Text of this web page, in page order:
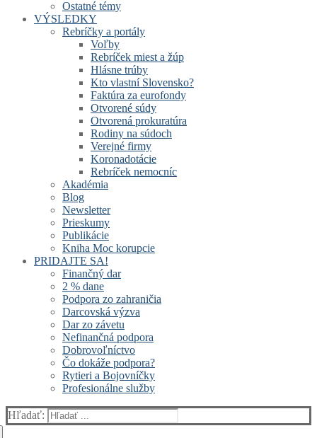
Ostatné témy
VÝSLEDKY
Rebríčky a portály
Voľby
Rebríček miest a žúp
Hlásne trúby
Kto vlastní Slovensko?
Faktúra za eurofondy
Otvorené súdy
Otvorená prokuratúra
Rodiny na súdoch
Verejné firmy
Koronadotácie
Rebríček nemocníc
Akadémia
Blog
Newsletter
Prieskumy
Publikácie
Kniha Moc korupcie
PRIDAJTE SA!
Finančný dar
2 % dane
Podpora zo zahraničia
Darcovská výzva
Dar zo závetu
Nefinančná podpora
Dobrovoľníctvo
Čo dokáže podpora?
Rytieri a Bojovníčky
Profesionálne služby
Hľadať: